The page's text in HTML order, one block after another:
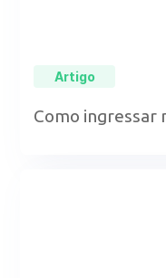
Artigo
Como ingressar